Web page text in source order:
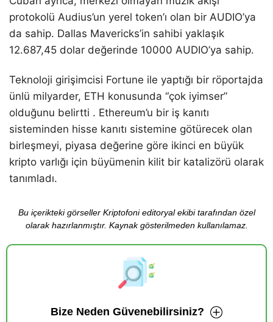
protokolü Audius’un yerel token’ı olan bir AUDIO’ya
da sahip. Dallas Mavericks’in sahibi yaklaşık
12.687,45 dolar değerinde 10000 AUDIO’ya sahip.
Teknoloji girişimcisi Fortune ile yaptığı bir röportajda
ünlü milyarder, ETH konusunda “çok iyimser”
olduğunu belirtti . Ethereum’u bir iş kanıtı
sisteminden hisse kanıtı sistemine götürecek olan
birleşmeyi, piyasa değerine göre ikinci en büyük
kripto varlığı için büyümenin kilit bir katalizörü olarak
tanımladı.
Bu içerikteki görseller Kriptofoni editoryal ekibi tarafından özel
olarak hazırlanmıştır. Kaynak gösterilmeden kullanılamaz.
Bize Neden Güvenebilirsiniz?